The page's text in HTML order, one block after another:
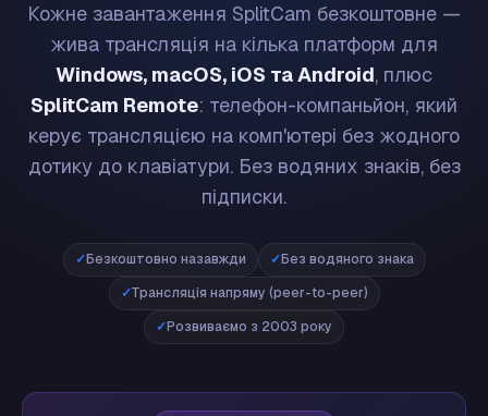
Кожне завантаження SplitCam безкоштовне —
жива трансляція на кілька платформ для
Windows, macOS, iOS та Android, плюс
SplitCam Remote: телефон-компаньйон, який
керує трансляцією на комп'ютері без жодного
дотику до клавіатури. Без водяних знаків, без
підписки.
Безкоштовно назавжди
Без водяного знака
Трансляція напряму (peer-to-peer)
Розвиваємо з 2003 року